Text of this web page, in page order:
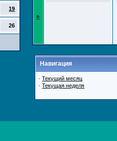
19
26
»
Навигация
·Текущий месяц
·Текущая неделя